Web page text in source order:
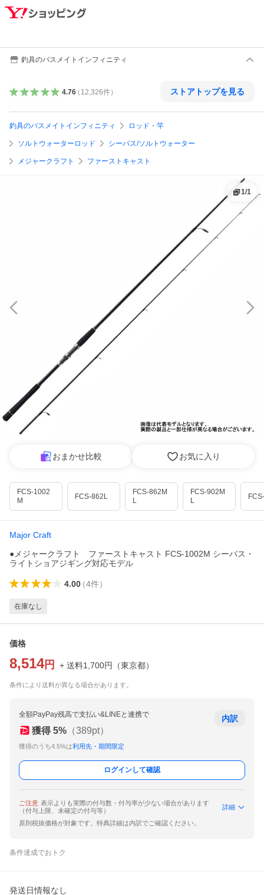
釣具のバスメイトインフィニティ
4.76（ 12,326件） ストアトップを見る
釣具のバスメイトインフィニティ ロッド・竿
ソルトウォーターロッド シーバス/ソルトウォーター
メジャークラフト ファーストキャスト
1/1
おまかせ比較 お気に入り
FCS-1002
M
FCS-862L
FCS-862M
L
FCS-902M
L
Major Craft
●メジャークラフト ファーストキャスト FCS-1002M シーバス・
ライトショアジギング対応モデル
4.00（4件）
在庫なし
価格
8,514円 + 送料1,700円 （東京都）
条件により送料が異なる場合があります。
全額PayPay残高で支払い&LINEと連携で
獲得 5% （389pt）
獲得のうち4.5%は利用先・期間限定
内訳
ログインして確認
ご注意 表示よりも実際の付与数・付与率が少ない場合があります
（付与上限、未確定の付与等）
詳細
原則税抜価格が対象です。特典詳細は内訳でご確認ください。
条件達成でおトク
発送日情報なし